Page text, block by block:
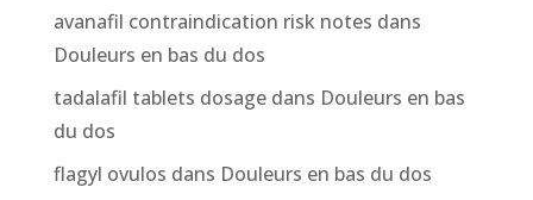
avanafil contraindication risk notes dans
Douleurs en bas du dos
tadalafil tablets dosagedans Douleurs en bas
du dos
flagyl ovulos dans Douleurs en bas du dos